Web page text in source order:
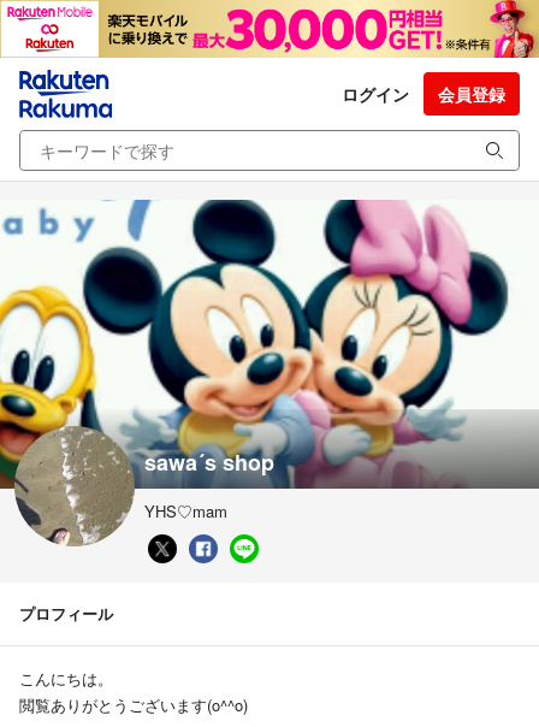
ログイン 会員登録
sawa´s shop
YHS♡mam
プロフィール
こんにちは。
閲覧ありがとうございます(o^^o)